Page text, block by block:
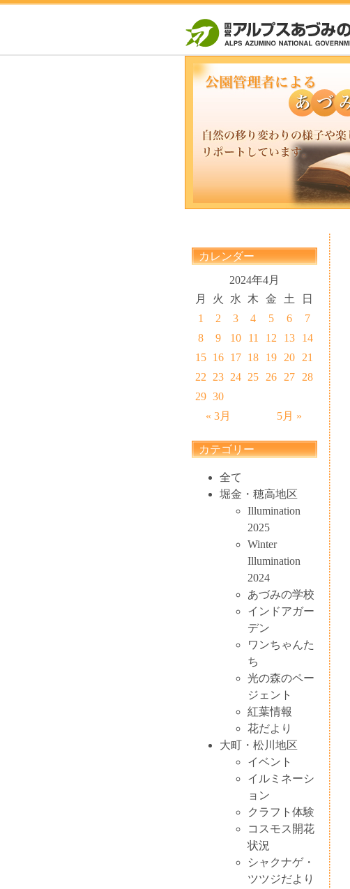
カレンダー
2024年4月
月
火 水 木 金 土 日
« 3月 5月 »
1 2 3 4 5 6
7
8
9 10 11 12 13
14
15 16 17 18 19 20
21
22
23 24 25 26 27
28
29 30
カテゴリー
全て
堀金・穂高地区
Illumination
2025
Winter
Illumination
2024
あづみの学校
インドアガー
デン
ワンちゃんた
ち
光の森のペー
ジェント
紅葉情報
花だより
大町・松川地区
イベント
イルミネーシ
ョン
クラフト体験
コスモス開花
状況
シャクナゲ・
ツツジだより